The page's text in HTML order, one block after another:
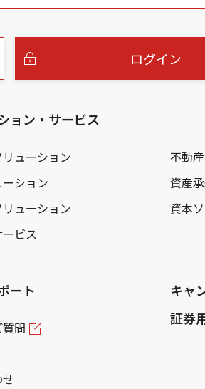
ログイン
ョン・サービス
ューション 不動
ション
資産
ューション
資本
ビス
ート
問
キャ
証券